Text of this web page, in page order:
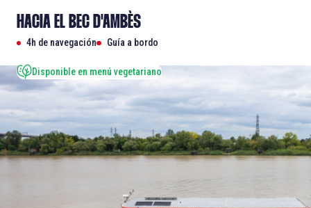
HACIA EL BEC D'AMBÈS
4h de navegación Guía a bordo
Disponible en menú vegetariano